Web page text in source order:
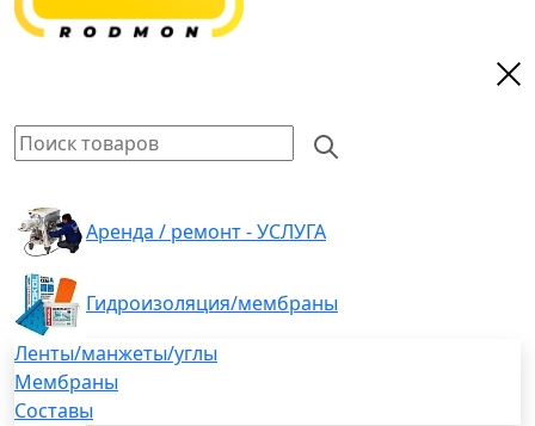
Аренда / ремонт - УСЛУГА
Гидроизоляция/мембраны
Ленты/манжеты/углы
Мембраны
Составы